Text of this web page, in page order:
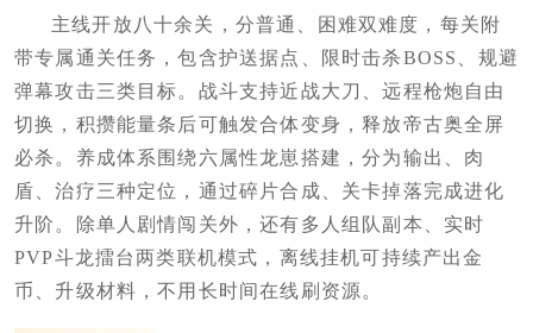
主线开放八十余关，分普通、困难双难度，每关附
带专属通关任务，包含护送据点、限时击杀BOSS、规避
弹幕攻击三类目标。战斗支持近战大刀、远程枪炮自由
切换，积攒能量条后可触发合体变身，释放帝古奥全屏
必杀。养成体系围绕六属性龙崽搭建，分为输出、肉
盾、治疗三种定位，通过碎片合成、关卡掉落完成进化
升阶。除单人剧情闯关外，还有多人组队副本、实时
PVP斗龙擂台两类联机模式，离线挂机可持续产出金
币、升级材料，不用长时间在线刷资源。